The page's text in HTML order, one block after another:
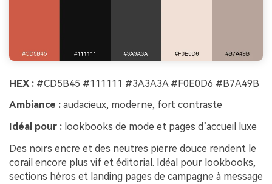
HEX : #CD5B45 #111111 #3A3A3A #F0E0D6 #B7A49B
Ambiance : audacieux, moderne, fort contraste
Idéal pour : lookbooks de mode et pages d’accueil luxe
Des noirs encre et des neutres pierre douce rendent le
corail encore plus vif et éditorial. Idéal pour lookbooks,
sections héros et landing pages de campagne à message